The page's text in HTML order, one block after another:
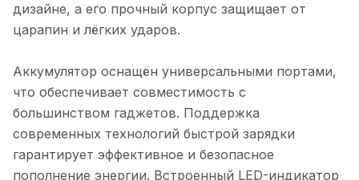
дизайне, а его прочный корпус защищает от
царапин и лёгких ударов.
Аккумулятор оснащён универсальными портами,
что обеспечивает совместимость с
большинством гаджетов. Поддержка
современных технологий быстрой зарядки
гарантирует эффективное и безопасное
пополнение энергии. Встроенный LED-индикатор